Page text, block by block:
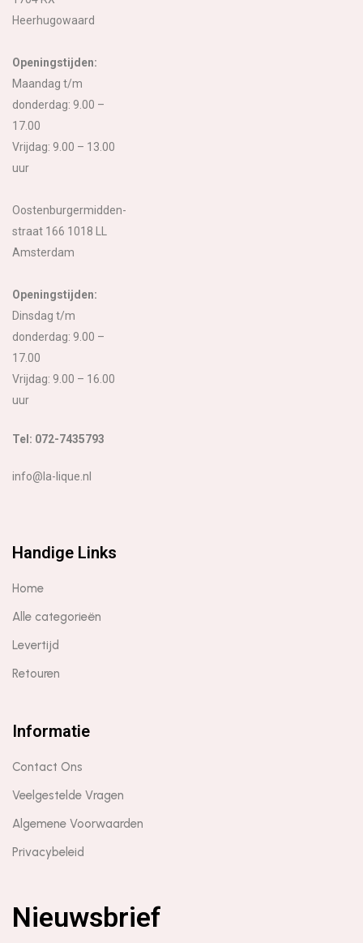
Heerhugowaard
Openingstijden:
Maandag t/m
donderdag: 9.00 –
17.00
Vrijdag: 9.00 – 13.00
uur
Oostenburgermidden-
straat 166 1018 LL
Amsterdam
Openingstijden:
Dinsdag t/m
donderdag: 9.00 –
17.00
Vrijdag: 9.00 – 16.00
uur
Tel: 072-7435793
info@la-lique.nl
Handige Links
Home
Alle categorieën
Levertijd
Retouren
Informatie
Contact Ons
Veelgestelde Vragen
Algemene Voorwaarden
Privacybeleid
Nieuwsbrief